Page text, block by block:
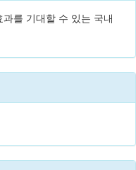
를 기대할 수 있는 국내